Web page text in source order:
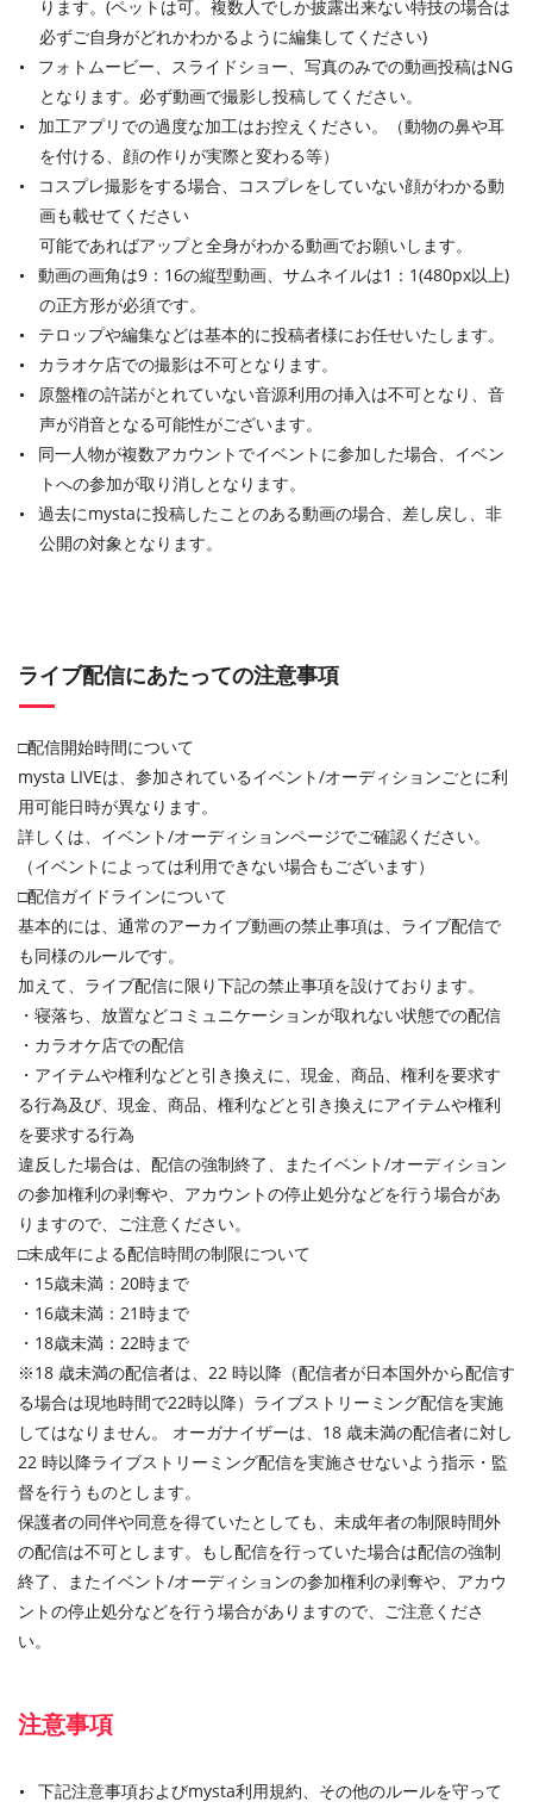
ります。(ペットは可。複数人でしか披露出来ない特技の場合は
必ずご自身がどれかわかるように編集してください)
フォトムービー、スライドショー、写真のみでの動画投稿はNG
となります。必ず動画で撮影し投稿してください。
加工アプリでの過度な加工はお控えください。（動物の鼻や耳
を付ける、顔の作りが実際と変わる等）
コスプレ撮影をする場合、コスプレをしていない顔がわかる動
画も載せてください
可能であればアップと全身がわかる動画でお願いします。
動画の画角は9：16の縦型動画、サムネイルは1：1(480px以上)
の正方形が必須です。
テロップや編集などは基本的に投稿者様にお任せいたします。
カラオケ店での撮影は不可となります。
原盤権の許諾がとれていない音源利用の挿入は不可となり、音
声が消音となる可能性がございます。
同一人物が複数アカウントでイベントに参加した場合、イベン
トへの参加が取り消しとなります。
過去にmystaに投稿したことのある動画の場合、差し戻し、非
公開の対象となります。
ライブ配信にあたっての注意事項
□配信開始時間について
mysta LIVEは、参加されているイベント/オーディションごとに利
用可能日時が異なります。
詳しくは、イベント/オーディションページでご確認ください。
（イベントによっては利用できない場合もございます）
□配信ガイドラインについて
基本的には、通常のアーカイブ動画の禁止事項は、ライブ配信で
も同様のルールです。
加えて、ライブ配信に限り下記の禁止事項を設けております。
・寝落ち、放置などコミュニケーションが取れない状態での配信
・カラオケ店での配信
・アイテムや権利などと引き換えに、現金、商品、権利を要求す
る行為及び、現金、商品、権利などと引き換えにアイテムや権利
を要求する行為
違反した場合は、配信の強制終了、またイベント/オーディション
の参加権利の剥奪や、アカウントの停止処分などを行う場合があ
りますので、ご注意ください。
□未成年による配信時間の制限について
・15歳未満：20時まで
・16歳未満：21時まで
・18歳未満：22時まで
※18 歳未満の配信者は、22 時以降（配信者が日本国外から配信す
る場合は現地時間で22時以降）ライブストリーミング配信を実施
してはなりません。 オーガナイザーは、18 歳未満の配信者に対し
22 時以降ライブストリーミング配信を実施させないよう指示・監
督を行うものとします。
保護者の同伴や同意を得ていたとしても、未成年者の制限時間外
の配信は不可とします。もし配信を行っていた場合は配信の強制
終了、またイベント/オーディションの参加権利の剥奪や、アカウ
ントの停止処分などを行う場合がありますので、ご注意くださ
い。
注意事項
下記注意事項およびmysta利用規約、その他のルールを守って